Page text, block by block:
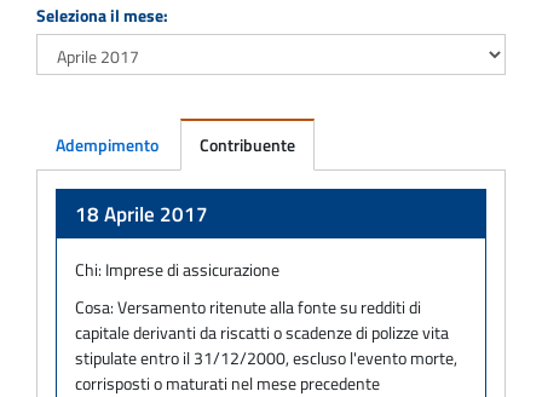
Seleziona il mese:
Adempimento Contribuente
18 Aprile 2017
Chi: Imprese di assicurazione
Cosa:Versamento ritenute alla fonte su redditi di
capitale derivanti da riscatti o scadenze di polizze vita
stipulate entro il 31/12/2000, escluso l'evento morte,
corrisposti o maturati nel mese precedente